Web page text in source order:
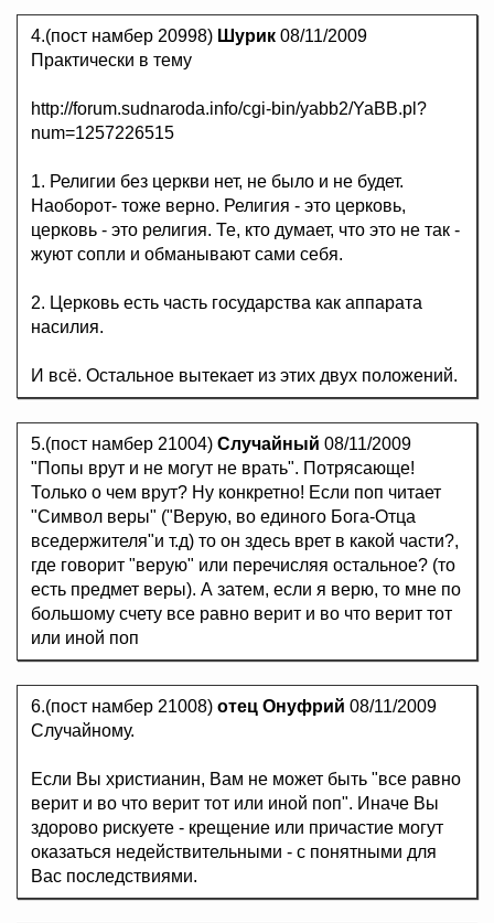
4.(пост намбер 20998) Шурик 08/11/2009
Практически в тему
http://forum.sudnaroda.info/cgi-bin/yabb2/YaBB.pl?
num=1257226515
1. Религии без церкви нет, не было и не будет.
Наоборот- тоже верно. Религия - это церковь,
церковь - это религия. Те, кто думает, что это не так -
жуют сопли и обманывают сами себя.
2. Церковь есть часть государства как аппарата
насилия.
И всё. Остальное вытекает из этих двух положений.
5.(пост намбер 21004) Случайный 08/11/2009
"Попы врут и не могут не врать". Потрясающе!
Только о чем врут? Ну конкретно! Если поп читает
"Символ веры" ("Верую, во единого Бога-Отца
вседержителя"и т.д) то он здесь врет в какой части?,
где говорит "верую" или перечисляя остальное? (то
есть предмет веры). А затем, если я верю, то мне по
большому счету все равно верит и во что верит тот
или иной поп
6.(пост намбер 21008) отец Онуфрий 08/11/2009
Случайному.
Если Вы христианин, Вам не может быть "все равно
верит и во что верит тот или иной поп". Иначе Вы
здорово рискуете - крещение или причастие могут
оказаться недействительными - с понятными для
Вас последствиями.